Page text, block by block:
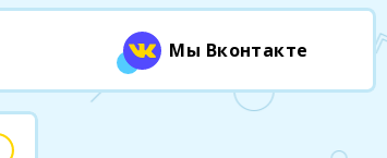
Мы Вконтакте